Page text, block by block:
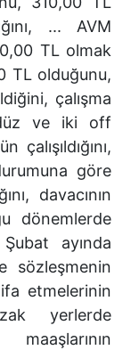
... AVM
TL olmak
TL olduğunu,
çalışma
ve iki off
göre
davacının
dönemlerde
ayında
sözleşmenin
etmelerinin
yerlerde